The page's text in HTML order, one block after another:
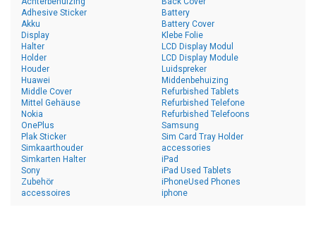
Adhesive Sticker
Akku
Battery
Battery Cover
Display
Halter
Holder
Houder
Huawei
Klebe Folie
LCD Display Modul
LCD Display Module
Luidspreker
Middenbehuizing
Middle Cover
Mittel Gehäuse
Nokia
OnePlus
Plak Sticker
Refurbished Tablets
Refurbished Telefone
Refurbished Telefoons
Samsung
Sim Card Tray Holder
Simkaarthouder
Simkarten Halter
Sony
Zubehör
accessoires
accessories
iPad
iPad Used Tablets
iPhoneUsed Phones
iphone